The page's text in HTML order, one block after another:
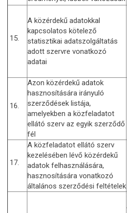
15.
A közérdekű adatokkal
kapcsolatos kötelező
statisztikai adatszolgáltatás
adott szervre vonatkozó
adatai
16.
Azon közérdekű adatok
hasznosítására irányuló
szerződések listája,
amelyekben a közfeladatot
ellátó szerv az egyik szerződő
fél
17.
A közfeladatot ellátó szerv
kezelésében lévő közérdekű
adatok felhasználására,
hasznosítására vonatkozó
általános szerződési feltételek